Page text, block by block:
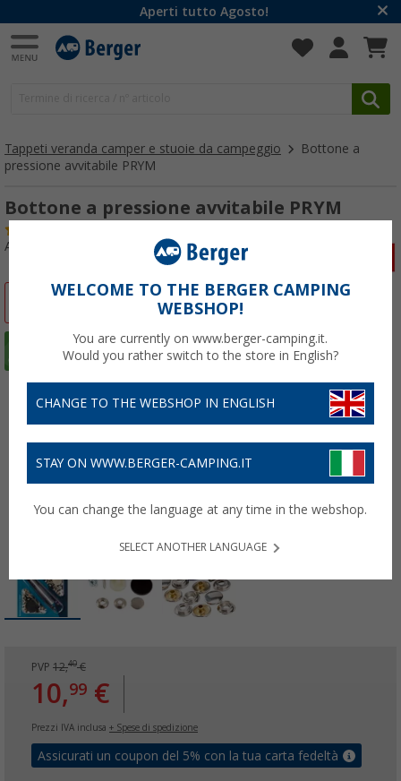
Aperti tutto Agosto!
Tappeti veranda camper e stuoie da campeggio
Bottone a
pressione avvitabile PRYM
Bottone a pressione avvitabile PRYM
Articolo n: 410460
PVP 12,40€
10,99 €
Prezzi IVA inclusa + Spese di spedizione
Assicurati un coupon del 5% con la tua carta fedeltà
WELCOME TO THE BERGER CAMPING
WEBSHOP!
You are currently on www.berger-camping.it.
Would you rather switch to the store in English?
CHANGE TO THE WEBSHOP IN ENGLISH
STAY ON WWW.BERGER-CAMPING.IT
You can change the language at any time in the webshop.
SELECT ANOTHER LANGUAGE